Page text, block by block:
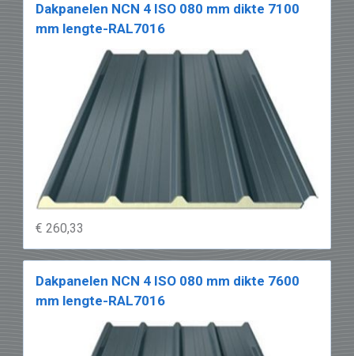
Dakpanelen NCN 4 ISO 080 mm dikte 7100
mm lengte-RAL7016
€ 260,33
Dakpanelen NCN 4 ISO 080 mm dikte 7600
mm lengte-RAL7016